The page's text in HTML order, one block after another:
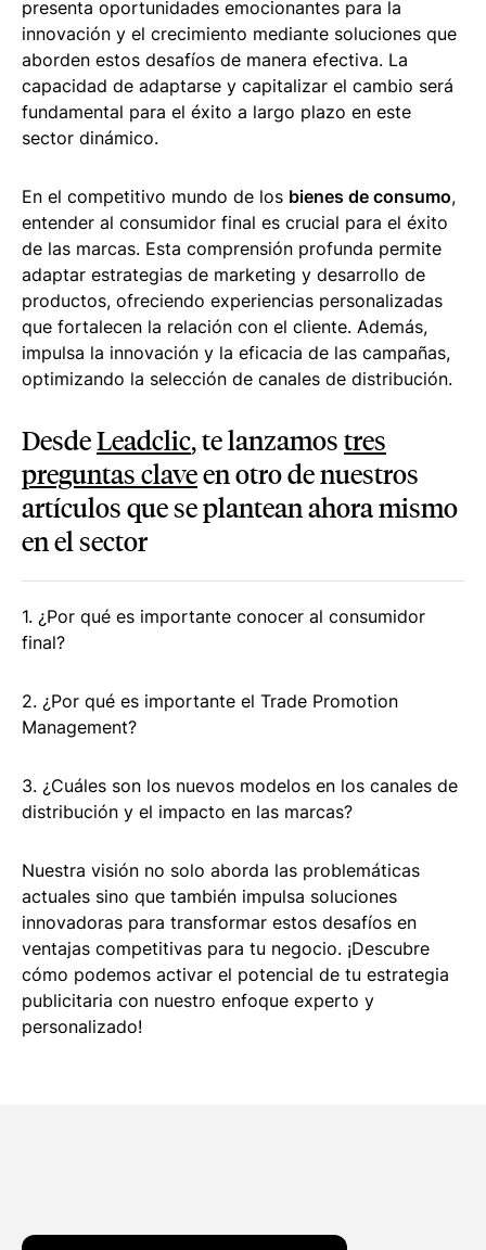
presenta oportunidades emocionantes para la
innovación y el crecimiento mediante soluciones que
aborden estos desafíos de manera efectiva. La
capacidad de adaptarse y capitalizar el cambio será
fundamental para el éxito a largo plazo en este
sector dinámico.
En el competitivo mundo de los bienes de consumo,
entender al consumidor final es crucial para el éxito
de las marcas. Esta comprensión profunda permite
adaptar estrategias de marketing y desarrollo de
productos, ofreciendo experiencias personalizadas
que fortalecen la relación con el cliente. Además,
impulsa la innovación y la eficacia de las campañas,
optimizando la selección de canales de distribución.
DesdeLeadclic, te lanzamostres
preguntas claveen otro de nuestros
artículos que se plantean ahora mismo
en el sector
1. ¿Por qué es importante conocer al consumidor
final?
2. ¿Por qué es importante el Trade Promotion
Management?
3. ¿Cuáles son los nuevos modelos en los canales de
distribución y el impacto en las marcas?
Nuestra visión no solo aborda las problemáticas
actuales sino que también impulsa soluciones
innovadoras para transformar estos desafíos en
ventajas competitivas para tu negocio. ¡Descubre
cómo podemos activar el potencial de tu estrategia
publicitaria con nuestro enfoque experto y
personalizado!